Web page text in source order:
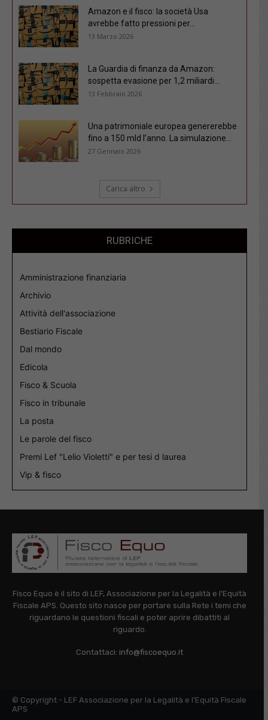
Amazon e il fisco: la società Usa
avrebbe fatto pressioni per...
13 Marzo 2026
La Guardia di finanza da Amazon:
sospetta evasione per 1,2 miliardi...
13 Febbraio 2026
Una patrimoniale europea genererebbe
fino a 150 mld l’anno. La simulazione...
27 Gennaio 2026
Carica altro
RUBRICHE
Amministrazione finanziaria
Archivio
Attività dell'associazione
Bestiario Fiscale
Dal mondo
Edicola
Fisco & Scuola
Fisco in tribunale
La posta
Le parole del fisco
Premi Lef "Lelio Violetti" e per tesi d laurea
Vip & fisco
Fisco Equo è il sito di LEF, Associazione per la Legalità e l'Equità
Fiscale APS. Questo sito nasce per portare sulla Rete i temi che
riguardano le questioni fiscali e poter aprire dibattiti al
riguardo.
Contattaci: info@fiscoequo.it
© Copyright - LEF Associazione per la Legalità e l'Equità Fiscale
APS